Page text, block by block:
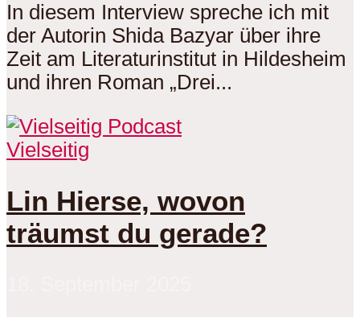
In diesem Interview spreche ich mit
der Autorin Shida Bazyar über ihre
Zeit am Literaturinstitut in Hildesheim
und ihren Roman „Drei...
Vielseitig
Lin Hierse, wovon
träumst du gerade?